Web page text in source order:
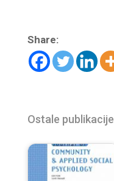
Share:
Ostale publikacije